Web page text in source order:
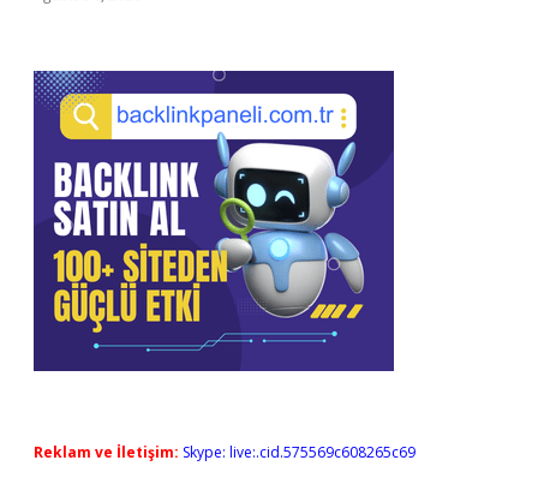
Reklam ve İletişim: Skype: live:.cid.575569c608265c69